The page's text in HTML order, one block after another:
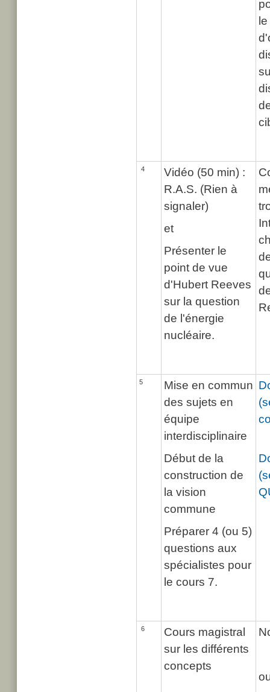
4
Vidéo (50 min) :
R.A.S. (Rien à
signaler)
et
Présenter le
point de vue
d'Hubert Reeves
sur la question
de l'énergie
nucléaire.
5
Mise en commun
des sujets en
équipe
interdisciplinaire
Début de la
construction de
la vision
commune
Préparer 4 (ou 5)
questions aux
spécialistes pour
le cours 7.
6
Cours magistral
sur les différents
concepts